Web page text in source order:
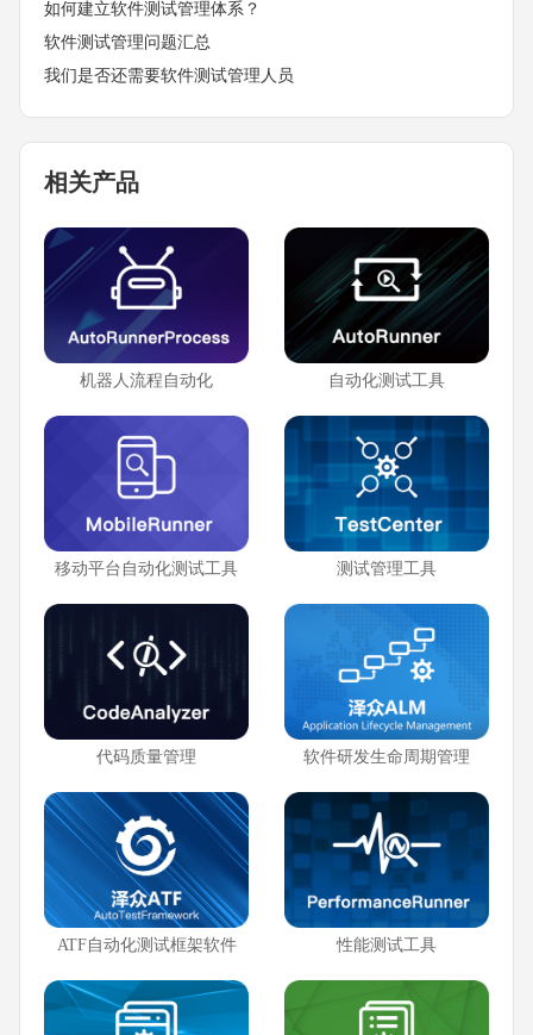
如何建立软件测试管理体系？
软件测试管理问题汇总
我们是否还需要软件测试管理人员
相关产品
机器人流程自动化 自动化测试工具
移动平台自动化测试工具 测试管理工具
代码质量管理 软件研发生命周期管理
ATF自动化测试框架软件 性能测试工具